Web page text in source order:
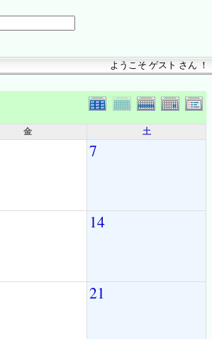
ようこそ ゲスト さん ！
金 土
7
14
21